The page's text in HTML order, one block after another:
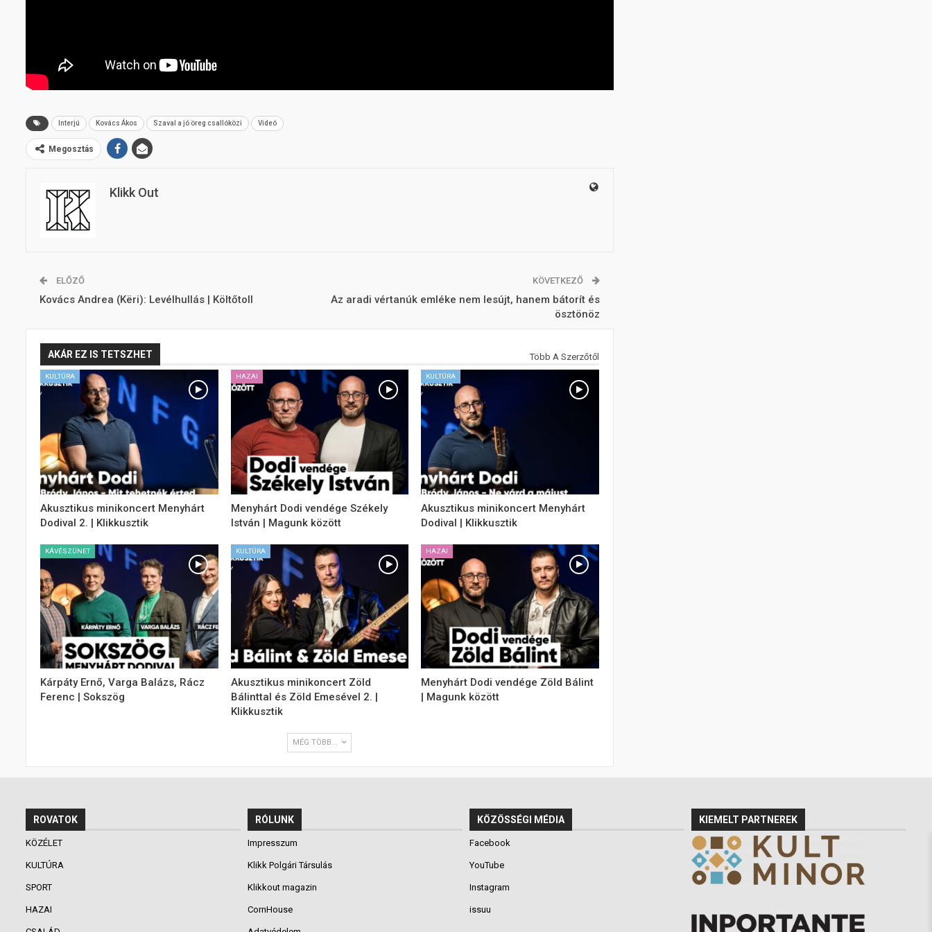
Interjú Kovács Ákos Szaval a jó öreg csallóközi Videó
Megosztás
Klikk Out
ELŐZŐ
Kovács Andrea (Këri): Levélhullás | Költőtoll
KÖVETKEZŐ
Az aradi vértanúk emléke nem lesújt, hanem bátorít és
ösztönöz
AKÁR EZ IS TETSZHET Több A Szerzőtől
KULTÚRA
Akusztikus minikoncert Menyhárt
Dodival 2. | Klikkusztik
HAZAI
Menyhárt Dodi vendége Székely
István | Magunk között
KULTÚRA
Akusztikus minikoncert Menyhárt
Dodival | Klikkusztik
KÁVÉSZÜNET
Kárpáty Ernő, Varga Balázs, Rácz
Ferenc | Sokszög
KULTÚRA
Akusztikus minikoncert Zöld
Bálinttal és Zöld Emesével 2. |
Klikkusztik
HAZAI
Menyhárt Dodi vendége Zöld Bálint
| Magunk között
MÉG TÖBB...
ROVATOK
KÖZÉLET
KULTÚRA
SPORT
HAZAI
RÓLUNK
Impresszum
Klikk Polgári Társulás
Klikkout magazin
CornHouse
KÖZÖSSÉGI MÉDIA
Facebook
YouTube
Instagram
issuu
KIEMELT PARTNEREK